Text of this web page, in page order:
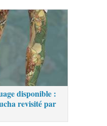
disponible :
revisité par